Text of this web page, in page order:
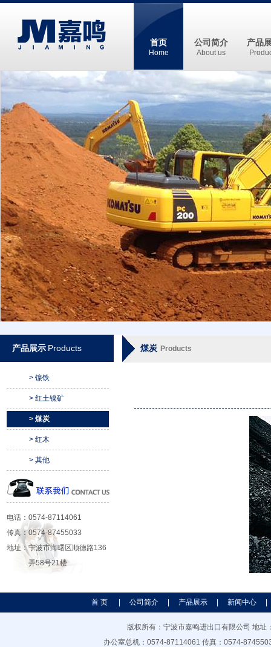
首页
Home
公司简介
About us
产品
产品展示 Products
> 镍铁
> 红土镍矿
> 煤炭
> 红木
> 其他
电话：0574-87114061
传真：0574-87455033
地址：宁波市海曙区顺德路136
弄58号21楼
煤炭 Products
首 页 公司简介 产品展示 新闻中心
版权所有：宁波市嘉鸣进出口有限公司 地
办公室总机：0574-87114061 传真：0574-